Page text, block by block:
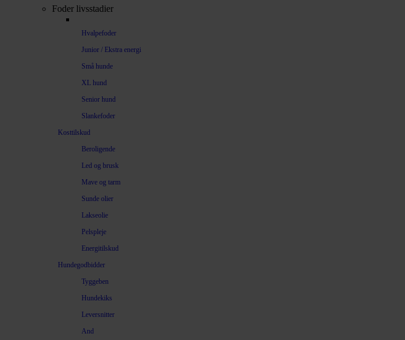
Foder livsstadier
Hvalpefoder
Junior / Ekstra energi
Små hunde
XL hund
Senior hund
Slankefoder
Kosttilskud
Beroligende
Led og brusk
Mave og tarm
Sunde olier
Lakseolie
Pelspleje
Energitilskud
Hundegodbidder
Tyggeben
Hundekiks
Leversnitter
And